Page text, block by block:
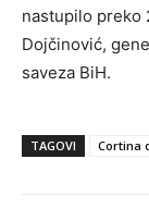
nastupilo preko
Dojčinović,
saveza BiH.
TAGOVI Cortina